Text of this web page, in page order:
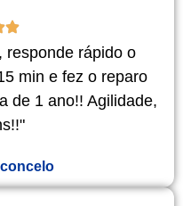
responde rápido o
min e fez o reparo
de 1 ano!! Agilidade,